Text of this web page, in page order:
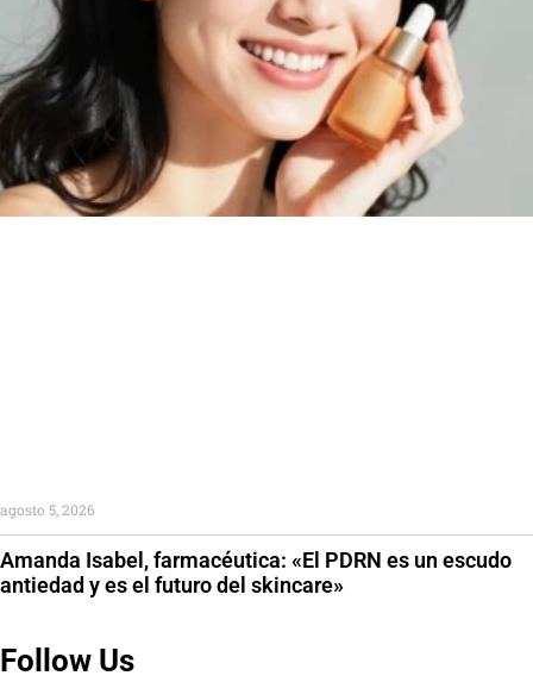
Amanda Isabel, farmacéutica: «El PDRN es un escudo
antiedad y es el futuro del skincare»
agosto 5, 2026
Follow Us